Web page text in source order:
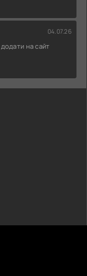
04.07.26
додати на сайт